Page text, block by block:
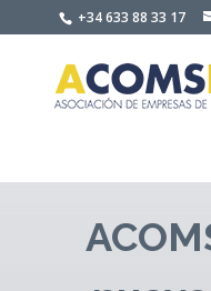
to
+34 633 88 33 17